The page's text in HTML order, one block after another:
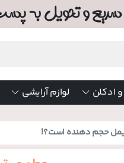
ادکلن لوازم آرایشی
حجم دهنده است؟!